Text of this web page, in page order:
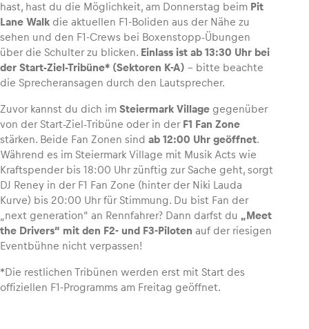
Business
Alle anzeigen
Glossar
hast, hast du die Möglichkeit, am Donnerstag beim Pit
Lane Walk die aktuellen F1-Boliden aus der Nähe zu
sehen und den F1-Crews bei Boxenstopp-Übungen
über die Schulter zu blicken. Einlass ist ab 13:30 Uhr bei
der Start-Ziel-Tribüne* (Sektoren K-A) – bitte beachte
die Sprecheransagen durch den Lautsprecher.
Zuvor kannst du dich im Steiermark Village gegenüber
von der Start-Ziel-Tribüne oder in der F1 Fan Zone
stärken. Beide Fan Zonen sind ab 12:00 Uhr geöffnet.
Während es im Steiermark Village mit Musik Acts wie
Kraftspender bis 18:00 Uhr zünftig zur Sache geht, sorgt
DJ Reney in der F1 Fan Zone (hinter der Niki Lauda
Kurve) bis 20:00 Uhr für Stimmung. Du bist Fan der
„next generation“ an Rennfahrer? Dann darfst du „Meet
the Drivers“ mit den F2- und F3-Piloten auf der riesigen
Eventbühne nicht verpassen!
*Die restlichen Tribünen werden erst mit Start des
offiziellen F1-Programms am Freitag geöffnet.